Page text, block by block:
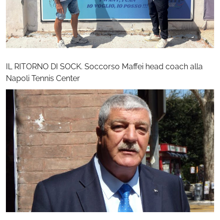
IL RITORNO DI SOCK. Soccorso Maffei head coach alla
Napoli Tennis Center